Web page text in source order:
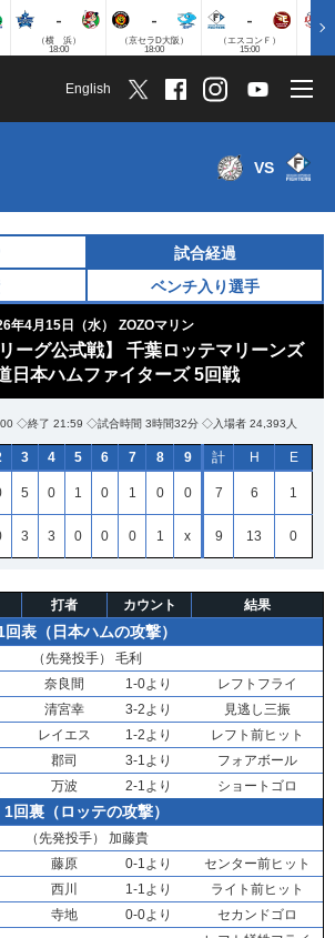
-
（横 浜）
18:00
-
（京セラD大阪）
18:00
-
（エスコンＦ）
15:00
English
VS
試合経過
ベンチ入り選手
年4月15日（水） ZOZOマリン
ーグ公式戦】 千葉ロッテマリーンズ
日本ハムファイターズ 5回戦
◇終了 21:59 ◇試合時間 3時間32分 ◇入場者 24,393人
3 4 5 6 7 8 9 計 H E
5 0 1 0 1 0 0 7 6 1
3 3 0 0 0 1 x 9 13 0
打者 カウント 結果
回表（日本ハムの攻撃）
（先発投手） 毛利
奈良間 1-0より
レフトフライ
清宮幸 3-2より
見逃し三振
レイエス 1-2より
レフト前ヒット
郡司 3-1より
フォアボール
万波 2-1より ショートゴロ
1回裏（ロッテの攻撃）
（先発投手） 加藤貴
藤原 0-1より
センター前ヒット
西川 1-1より
ライト前ヒット
寺地 0-0より セカンドゴロ